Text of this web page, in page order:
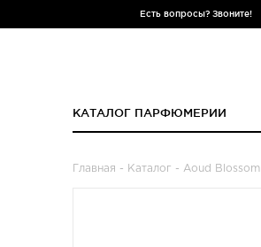
Есть вопросы? Звоните!
КАТАЛОГ ПАРФЮМЕРИИ
Главная - Каталог - Aoud Blossom